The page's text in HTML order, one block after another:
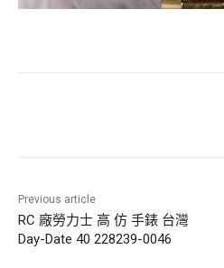
Previous article
RC 廠勞力士 高 仿 手錶 台灣
Day-Date 40 228239-0046